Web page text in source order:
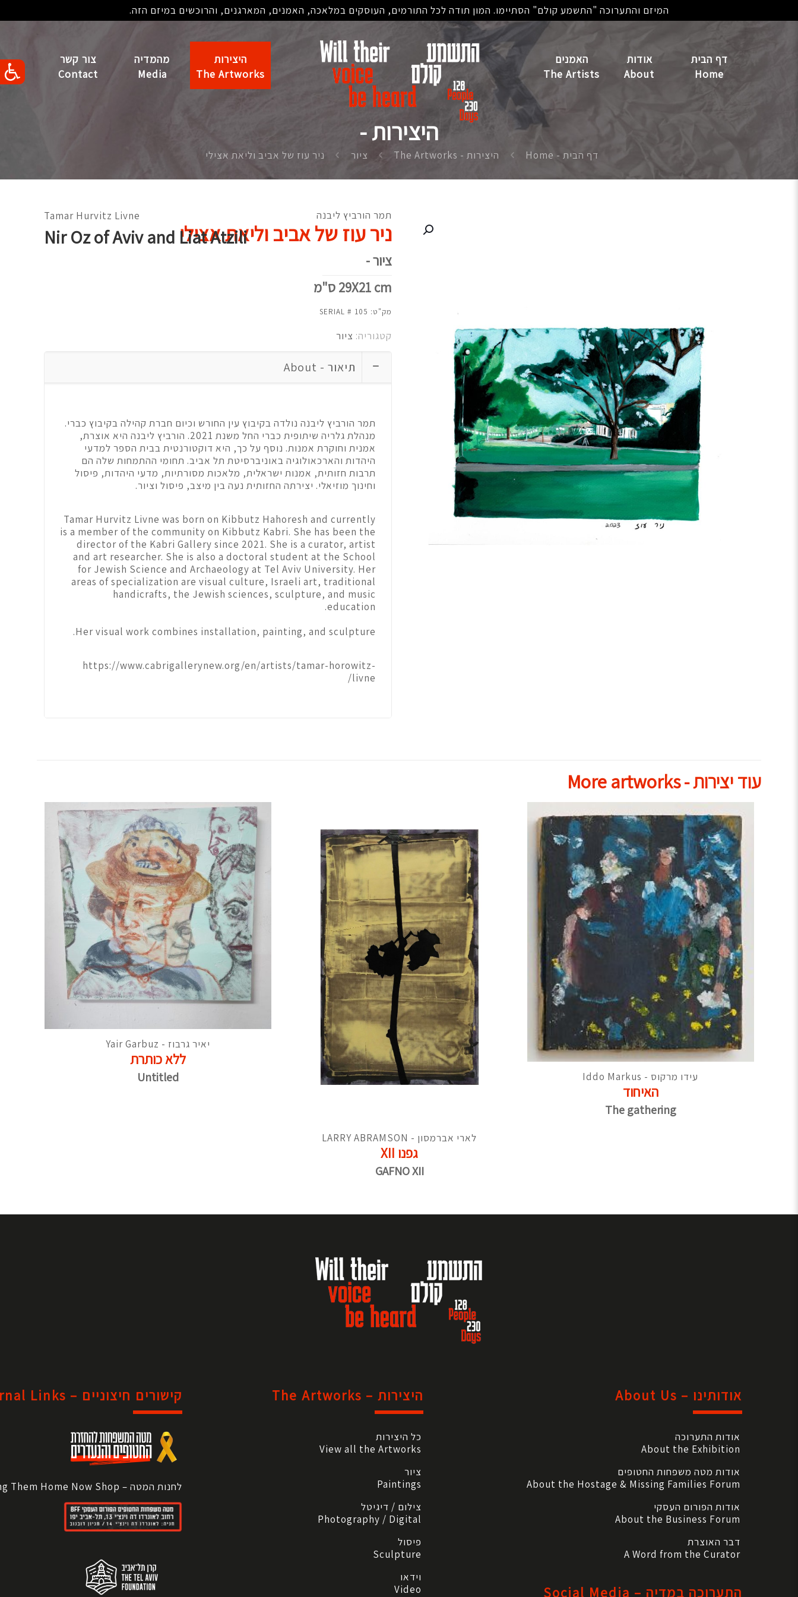
המיזם והתערוכה "התשמע קולם" הסתיימו. המון תודה לכל התורמים, העוסקים במלאכה, האמנים, המארגנים, והרוכשים במיזם הזה.
היצירות
The Artworks
מהמדיה
Media
צור קשר
Contact
דף הבית
Home
אודות
About
האמנים
The Artists
היצירות -
דף הבית - Home היצירות - The Artworks ציור ניר עוז של אביב וליאת אצילי
תמר הורביץ ליבנה Tamar Hurvitz Livne
ניר עוז של אביב וליאת אציליNir Oz of Aviv and Liat Atzili
ציור -
29X21 cm ס"מ
מק"ט: 105
קטגוריה: ציור
תיאור - About
תמר הורביץ ליבנה נולדה בקיבוץ עין החורש וכיום חברת קהילה בקיבוץ כברי.
מנהלת גלריה שיתופית כברי החל משנת 2021. הורביץ ליבנה היא אוצרת,
אמנית וחוקרת אמנות. נוסף על כך, היא דוקטורנטית בבית הספר למדעי
היהדות והארכאולוגיה באוניברסיטת תל אביב. תחומי ההתמחות שלה הם
תרבות חזותית, אמנות ישראלית, מלאכות מסורתיות, מדעי היהדות, פיסול
וחינוך מוזיאלי. יצירתה החזותית נעה בין מיצב, פיסול וציור.
Tamar Hurvitz Livne was born on Kibbutz Hahoresh and currently
is a member of the community on Kibbutz Kabri. She has been the
director of the Kabri Gallery since 2021. She is a curator, artist
and art researcher. She is also a doctoral student at the School
for Jewish Science and Archaeology at Tel Aviv University. Her
areas of specialization are visual culture, Israeli art, traditional
handicrafts, the Jewish sciences, sculpture, and music
education.
Her visual work combines installation, painting, and sculpture.
https://www.cabrigallerynew.org/en/artists/tamar-horowitz-
livne/
עוד יצירות - More artworks
עידו מרקוס - Iddo Markus
האיחוד
The gathering
לארי אברמסון - LARRY ABRAMSON
גפנו XII
GAFNO XII
יאיר גרבוז - Yair Garbuz
ללא כותרת
Untitled
אודותינו – About Us
אודות התערוכה
About the Exhibition
אודות מטה משפחות החטופים
About the Hostage & Missing Families Forum
אודות הפורום העסקי
About the Business Forum
דבר האוצרת
A Word from the Curator
התערוכה במדיה – Social Media
היצירות – The Artworks
כל היצירות
View all the Artworks
ציור
Paintings
צילום / דיגיטל
Photography / Digital
פיסול
Sculpture
וידאו
Video
קישורים חיצוניים – External Links
לחנות המטה – Bring Them Home Now Shop >